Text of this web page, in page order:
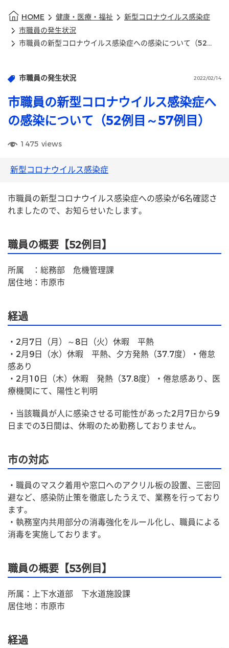
HOME 健康・医療・福祉
新型コロナウイルス感染症
市職員の発生状況
市職員の新型コロナウイルス感染症への感染について（52例目～57例目）
市職員の発生状況 2022/02/14
市職員の新型コロナウイルス感染症へ
の感染について（52例目～57例目）
1475 views
新型コロナウイルス感染症
市職員の新型コロナウイルス感染症への感染が6名確認さ
れましたので、お知らせいたします。
職員の概要【52例目】
所属　：総務部　危機管理課
居住地：市原市
経過
・2月7日（月）～8日（火）休暇　平熱
・2月9日（水）休暇　平熱、夕方発熱（37.7度）・倦怠
感あり
・2月10日（木）休暇　発熱（37.8度）・倦怠感あり、医
療機関にて、陽性と判明
・当該職員が人に感染させる可能性があった2月7日から9
日までの3日間は、休暇のため勤務しておりません。
市の対応
・職員のマスク着用や窓口へのアクリル板の設置、三密回
避など、感染防止策を徹底したうえで、業務を行っており
ます。
・執務室内共用部分の消毒強化をルール化し、職員による
消毒を実施しております。
職員の概要【53例目】
所属：上下水道部　下水道施設課
居住地：市原市
経過